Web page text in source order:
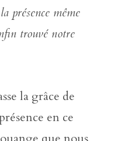
présence même
trouvé notre
la grâce de
en ce